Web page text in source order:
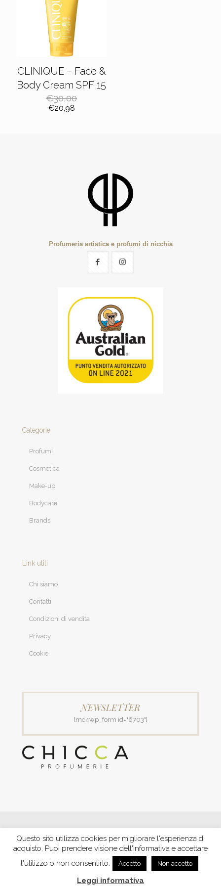
CLINIQUE – Face &
Body Cream SPF 15
€30,00
Il
€20,98Il
Profumeria artistica e profumi di nicchia
Categorie
Profumi
Cosmetica
Make-up
Bodycare
Brands
Link utili
Chi siamo
Contatti
Condizioni di vendita
Privacy
Cookie
NEWSLETTER
[mc4wp_form id="6703"]
C.F. PLVNPT51B44G157J P. IVA IT00426970422 |PRIVACY
Ecommerce by XBRAIN-Trasparenza aiuti e contributi
riconosciuti nel 2020
Questo sito utilizza cookies per migliorare l'esperienza di
acquisto. Puoi prendere visione dell'informativa e accettare
l'utilizzo o non consentirlo.
Accetto Non accetto
Leggi informativa